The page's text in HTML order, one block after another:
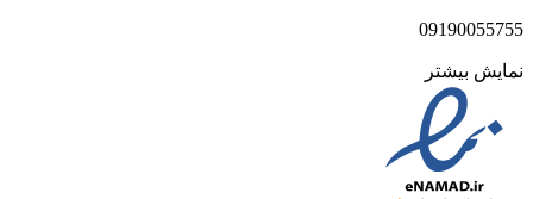
09190055755
نمایش بیشتر